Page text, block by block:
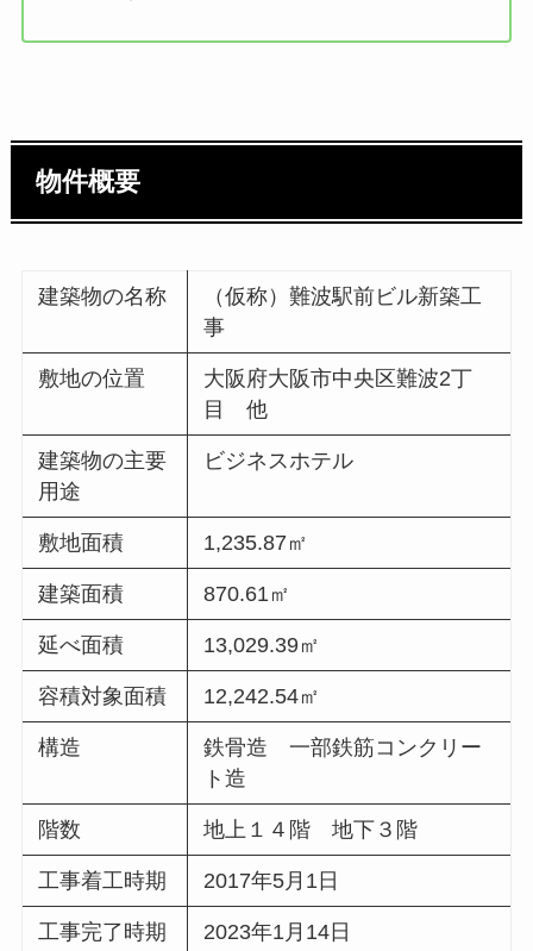
物件概要
建築物の名称
（仮称）難波駅前ビル新築工
事
敷地の位置
大阪府大阪市中央区難波2丁
目 他
建築物の主要
用途
ビジネスホテル
敷地面積 1,235.87㎡
建築面積 870.61㎡
延べ面積 13,029.39㎡
容積対象面積 12,242.54㎡
構造
鉄骨造 一部鉄筋コンクリー
ト造
階数 地上１４階 地下３階
工事着工時期 2017年5月1日
工事完了時期 2023年1月14日